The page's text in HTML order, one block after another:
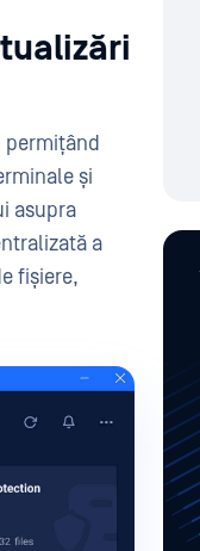
permițând
și
asupra
a
fișiere,